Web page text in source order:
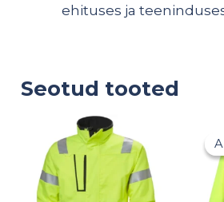
ehituses ja
Seotud tooted